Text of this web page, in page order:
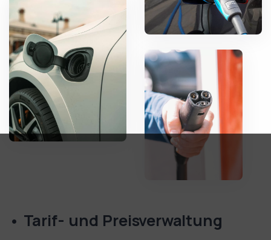
• Tarif- und Preisverwaltung